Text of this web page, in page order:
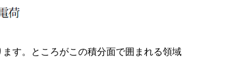
す。ところがこの積分面で囲まれる領域